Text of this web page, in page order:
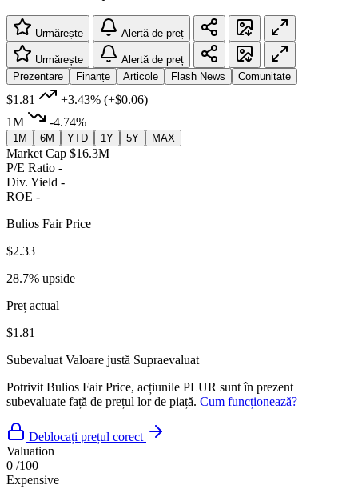
Urmărește Alertă de preț
Urmărește
Alertă de preț
Prezentare
Finanțe Articole Flash News Comunitate
$1.81 +3.43% (+$0.06)
1M
-4.74%
1M 6M YTD 1Y 5Y MAX
Market Cap $16.3M
P/E Ratio -
Div. Yield -
ROE -
Bulios Fair Price
$2.33
28.7% upside
Preț actual
$1.81
Subevaluat Valoare justă Supraevaluat
Potrivit Bulios Fair Price, acțiunile PLUR sunt în prezent
subevaluate față de prețul lor de piață. Cum funcționează?
Deblocați prețul corect
Valuation
0 /100
Expensive